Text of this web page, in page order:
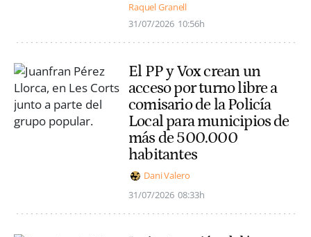
Raquel Granell
31/07/2026 10:56h
El PP y Vox crean un
acceso por turno libre a
comisario de la Policía
Local para municipios de
más de 500.000
habitantes
Dani Valero
31/07/2026 08:33h